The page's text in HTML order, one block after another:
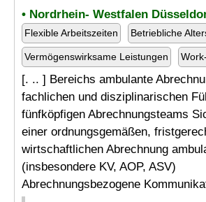
• Nordrhein- Westfalen
Flexible Arbeitszeiten Betriebliche
Vermögenswirksame Leistungen
[. .. ] Bereichs ambulante
fachlichen und disziplinarischen
fünfköpfigen Abrechnungsteams
einer ordnungsgemäßen,
wirtschaftlichen Abrechnung
(insbesondere KV, AOP, ASV)
Abrechnungsbezogene